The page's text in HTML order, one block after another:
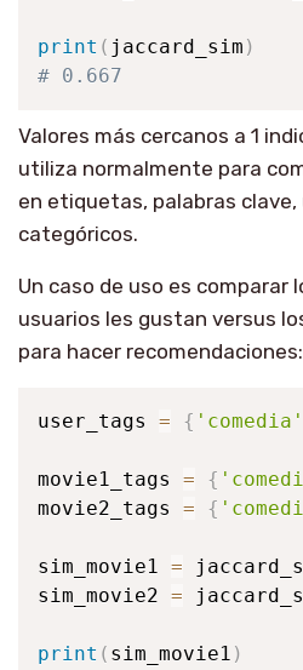
print ( jaccard_sim )
# 0.667
Valores más cercanos a 1
utiliza normalmente para
en etiquetas, palabras
categóricos.
Un caso de uso es comparar
usuarios les gustan versus
para hacer recomendaciones:
user_tags = { 'comedia'
movie1_tags = {
movie2_tags = {
sim_movie1 =
sim_movie2 =
print ( sim_movie1 )